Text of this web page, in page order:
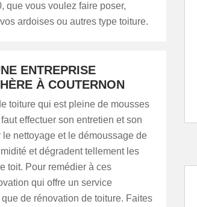
que vous voulez faire poser,
ardoises ou autres type toiture.
ENTREPRISE
À COUTERNON
toiture qui est pleine de mousses
effectuer son entretien et son
le nettoyage et le démoussage de
et dégradent tellement les
toit. Pour remédier à ces
qui offre un service
de rénovation de toiture. Faites